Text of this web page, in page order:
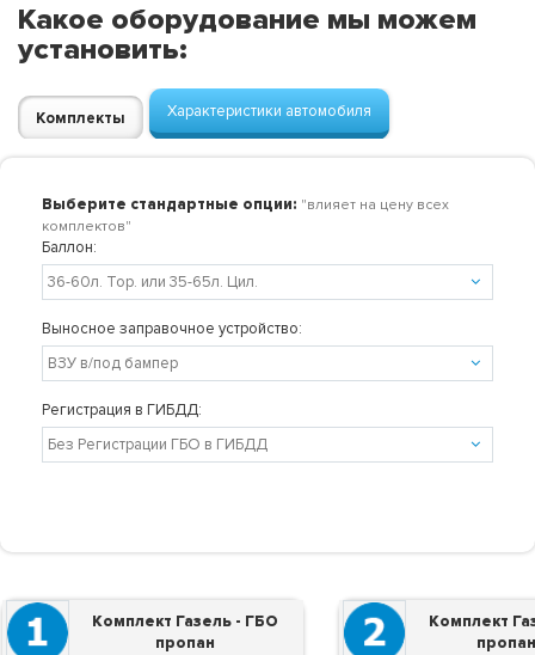
Какое оборудование мы можем
установить:
Комплекты Характеристики автомобиля
Выберите стандартные опции: "влияет на цену всех
комплектов"
Баллон:
Выносное заправочное устройство:
Регистрация в ГИБДД:
Комплект Газель - ГБО
пропан
Комплект